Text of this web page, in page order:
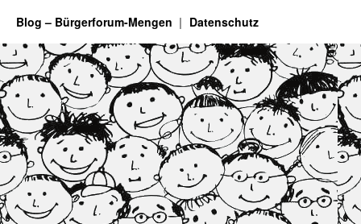
Juli
2026
Blog – Bürgerforum-Mengen Datenschutz